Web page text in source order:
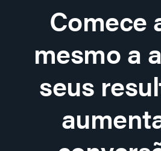
Comece
mesmo a
seus